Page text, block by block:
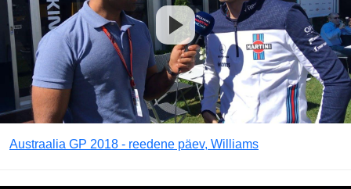
Austraalia GP 2018 - reedene päev, Williams